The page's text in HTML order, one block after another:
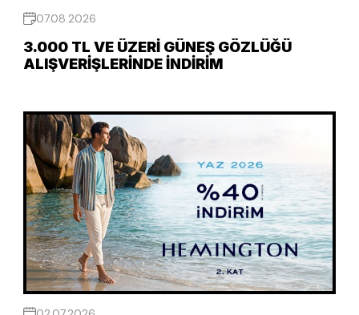
07.08.2026
3.000 TL VE ÜZERI GÜNEŞ GÖZLÜĞÜ
ALIŞVERIŞLERINDE İNDIRIM